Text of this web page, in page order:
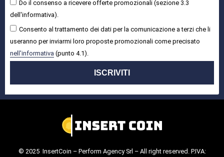
Do il consenso a ricevere offerte promozionali (sezione 3.3
dell'informativa).
Consento al trattamento dei dati per la comunicazione a terzi che li
useranno per inviarmi loro proposte promozionali come precisato
nell'informativa (punto 4.1).
ISCRIVITI
© 2025 InsertCoin – Perform Agency Srl – All right reserved. P.IVA: